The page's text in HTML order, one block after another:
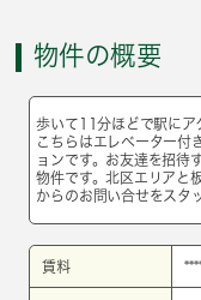
物件の概要
歩いて11分ほどで駅にア
こちらはエレベーター付
ョンです。お友達を招待
物件です。北区エリアと
からのお問い合せをスタ
賃料